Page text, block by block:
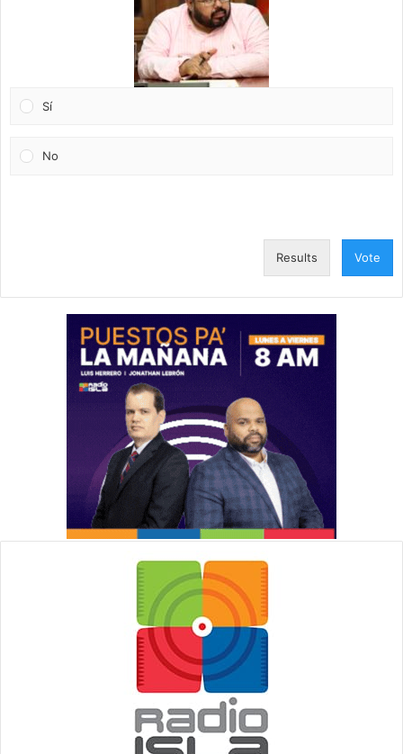
Sí
No
Results Vote